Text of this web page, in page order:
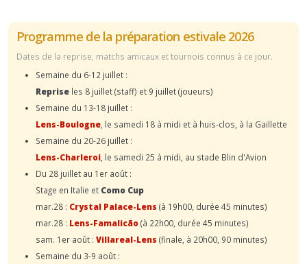
Programme de la préparation estivale 2026
Dates de la reprise, matchs amicaux et tournois connus à ce jour.
Semaine du 6-12 juillet :
Reprise les 8 juillet (staff) et 9 juillet (joueurs)
Semaine du 13-18 juillet :
Lens-Boulogne , le samedi 18 à midi et à huis-clos, à la Gaillette
Semaine du 20-26 juillet :
Lens-Charleroi , le samedi 25 à midi, au stade Blin d'Avion
Du 28 juillet au 1er août :
Stage en Italie et Como Cup
mar.28 : Crystal Palace-Lens (à 19h00, durée 45 minutes)
mar.28 : Lens-Famalicão(à 22h00, durée 45 minutes)
sam. 1er août : Villareal-Lens (finale, à 20h00, 90 minutes)
Semaine du 3-9 août :